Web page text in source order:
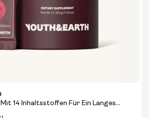
14 Inhaltsstoffen Für Ein Langes